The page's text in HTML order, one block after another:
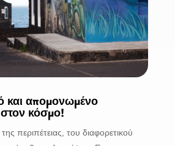
και απομονωμένο
κόσμο!
περιπέτειας, του διαφορετικού